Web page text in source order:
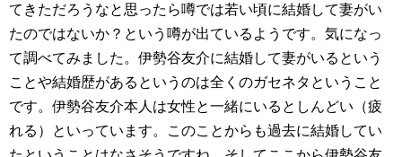
てきただろうなと思ったら噂では若い頃に結婚して妻がい
たのではないか？という噂が出ているようです。気になっ
て調べてみました。伊勢谷友介に結婚して妻がいるという
ことや結婚歴があるというのは全くのガセネタということ
です。伊勢谷友介本人は女性と一緒にいるとしんどい（疲
れる）といっています。このことからも過去に結婚してい